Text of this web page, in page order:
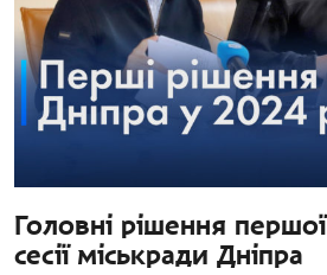
Головні рішення
сесії міськради Дніпра